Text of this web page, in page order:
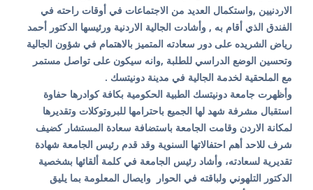
الاردنيين ,واستكمال العديد من الاجتماعات في أوقات راحته في
الفندق الذي أقام به , وأشادت الجالية الاردنية ورئيسها الدكتور أحمد
رياض الشريده على دور سعادته المتميز بالاهتمام في شؤون الجالية
وتحسين الوضع الدراسي للطلبة ,وانه سيكون على تواصل مستمر
مع الملحقية لخدمة الجالية في مدينة دونيتسك .
وأظهرت جامعة دونيتسك الطبية الحكومية بكافة كوادرها حفاوة
استقبال مشرفة شهد لها الجميع باحترامها للبروتوكلات وتقديرها
لمكانة الاردن وقامت الجامعة باستضافة سعادة المستشار كضيف
شرف للاحد أهم احتفالاتها السنوية وقد قدم رئيس الجامعة شهادة
تقديرية لسعادته، وأشاد رئيس الجامعة في كلمة ألقائها بشخصية
الدكتور التلهوني ولباقته في الحوار وايصال المعلومة بما يليق